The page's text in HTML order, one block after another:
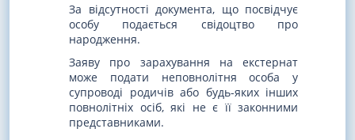
За відсутності документа, що посвідчує
особу подається свідоцтво про
народження.
Заяву про зарахування на екстернат
може подати неповнолітня особа у
супроводі родичів або будь-яких інших
повнолітніх осіб, які не є її законними
представниками.